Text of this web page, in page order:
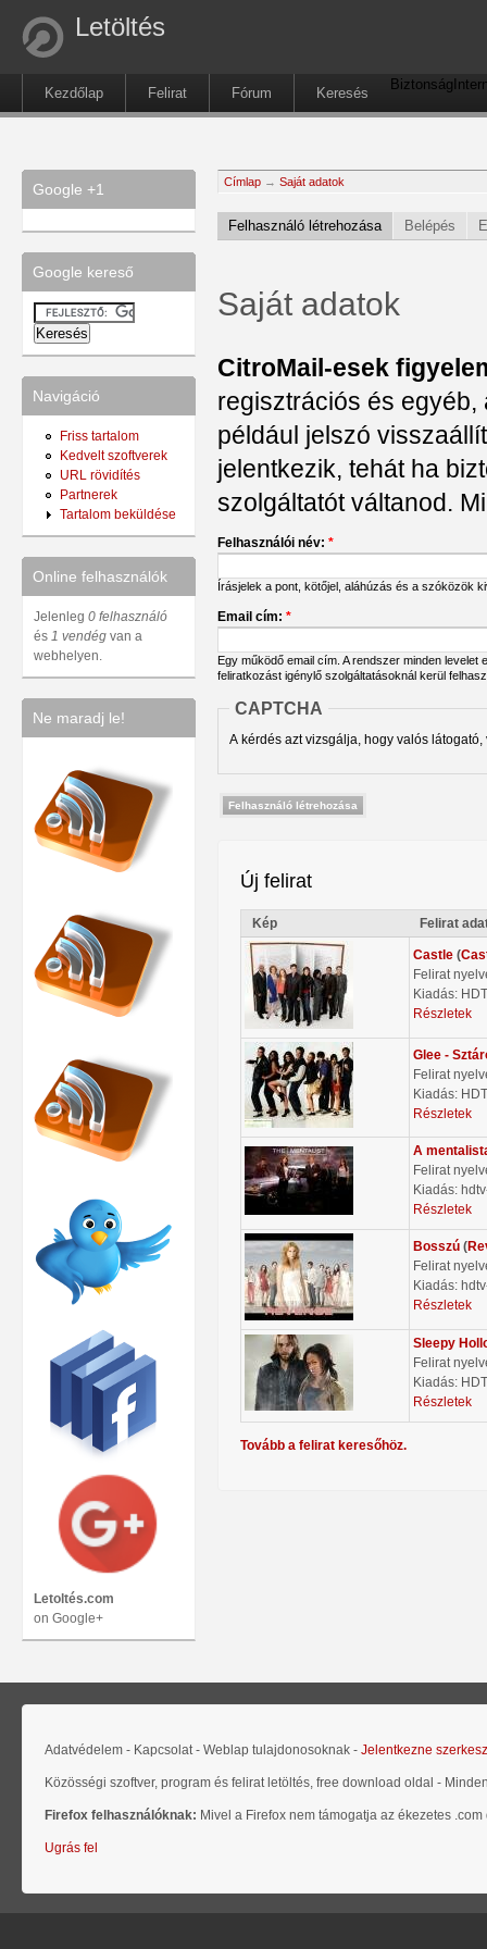
Letöltés
Kezdőlap Felirat Fórum Keresés
Biztonság
Google +1
Google kereső
Navigáció
Friss tartalom
Kedvelt szoftverek
URL rövidítés
Partnerek
Tartalom beküldése
Online felhasználók
Jelenleg 0 felhasználó
és 1 vendég van a
webhelyen.
Ne maradj le!
Letoltés.com
on Google+
Címlap → Saját adatok
Felhasználó létrehozása Belépés
Saját adatok
CitroMail-esek
regisztrációs és
például jelszó
jelentkezik, tehát ha
szolgáltatót váltanod.
Felhasználói név: *
Írásjelek a pont, kötőjel, aláhúzás és a szóközök
Email cím: *
Egy működő email cím. A rendszer minden
feliratkozást igénylő szolgáltatásoknál kerül
CAPTCHA
A kérdés azt vizsgálja, hogy valós
Új felirat
Kép Felirat
Castle (
Felirat
Kiadás:
Részletek
Glee -
Felirat
Kiadás:
Részletek
A
Felirat
Kiadás:
Részletek
Bosszú (
Felirat
Kiadás:
Részletek
Sleepy
Felirat
Kiadás:
Részletek
Tovább a felirat keresőhöz.
Adatvédelem - Kapcsolat - Weblap tulajdonosoknak - Jelentkezne
Közösségi szoftver, program és felirat letöltés, free download oldal -
Firefox felhasználóknak: Mivel a Firefox nem támogatja az ékezetes
Ugrás fel